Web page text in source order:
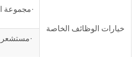
خيارات الوظائف الخاصة
·مجموعة
·مستشعر